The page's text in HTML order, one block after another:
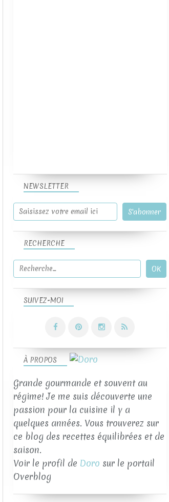
NEWSLETTER
SUIVEZ-MOI
RECHERCHE
À PROPOS
Grande gourmande et souvent au
régime! Je me suis découverte une
passion pour la cuisine il y a
quelques années. Vous trouverez sur
ce blog des recettes équilibrées et de
saison.
Voir le profil de Doro sur le portail
Overblog